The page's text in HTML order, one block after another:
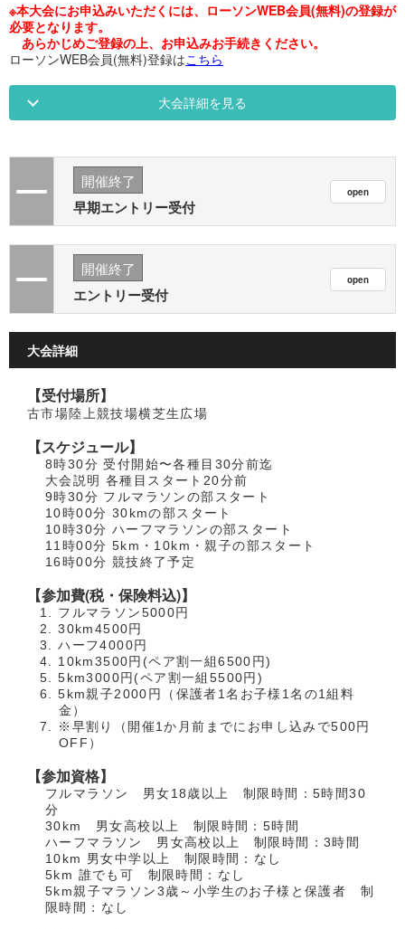
※本大会にお申込みいただくには、ローソンWEB会員(無料)の登録が
必要となります。
あらかじめご登録の上、お申込みお手続きください。
ローソンWEB会員(無料)登録はこちら
大会詳細を見る
開催終了
早期エントリー受付
開催終了
エントリー受付
大会詳細
【受付場所】
古市場陸上競技場横芝生広場
【スケジュール】
8時30分 受付開始〜各種目30分前迄
大会説明 各種目スタート20分前
9時30分 フルマラソンの部スタート
10時00分 30kmの部スタート
10時30分 ハーフマラソンの部スタート
11時00分 5km・10km・親子の部スタート
16時00分 競技終了予定
【参加費(税・保険料込)】
フルマラソン5000円
30km4500円
ハーフ4000円
10km3500円(ペア割一組6500円)
5km3000円(ペア割一組5500円)
5km親子2000円（保護者1名お子様1名の1組料
金）
※早割り（開催1か月前までにお申し込みで500円
OFF）
【参加資格】
フルマラソン 男女18歳以上 制限時間：5時間30
分
30km 男女高校以上 制限時間：5時間
ハーフマラソン 男女高校以上 制限時間：3時間
10km 男女中学以上 制限時間：なし
5km 誰でも可 制限時間：なし
5km親子マラソン3歳～小学生のお子様と保護者 制
限時間：なし